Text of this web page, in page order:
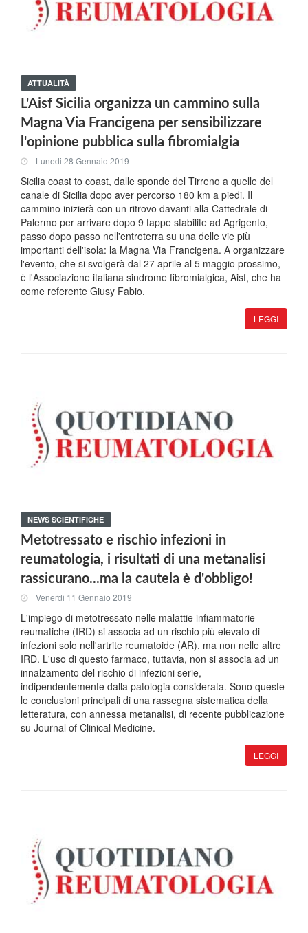
ATTUALITÀ
L'Aisf Sicilia organizza un cammino sulla
Magna Via Francigena per sensibilizzare
l'opinione pubblica sulla fibromialgia
Lunedi 28 Gennaio 2019
Sicilia coast to coast, dalle sponde del Tirreno a quelle del
canale di Sicilia dopo aver percorso 180 km a piedi. Il
cammino inizierà con un ritrovo davanti alla Cattedrale di
Palermo per arrivare dopo 9 tappe stabilite ad Agrigento,
passo dopo passo nell'entroterra su una delle vie più
importanti dell'isola: la Magna Via Francigena. A organizzare
l'evento, che si svolgerà dal 27 aprile al 5 maggio prossimo,
è l'Associazione italiana sindrome fibromialgica, Aisf, che ha
come referente Giusy Fabio.
LEGGI
NEWS SCIENTIFICHE
Metotressato e rischio infezioni in
reumatologia, i risultati di una metanalisi
rassicurano...ma la cautela è d'obbligo!
Venerdi 11 Gennaio 2019
L'impiego di metotressato nelle malattie infiammatorie
reumatiche (IRD) si associa ad un rischio più elevato di
infezioni solo nell'artrite reumatoide (AR), ma non nelle altre
IRD. L'uso di questo farmaco, tuttavia, non si associa ad un
innalzamento del rischio di infezioni serie,
indipendentemente dalla patologia considerata. Sono queste
le conclusioni principali di una rassegna sistematica della
letteratura, con annessa metanalisi, di recente pubblicazione
su Journal of Clinical Medicine.
LEGGI